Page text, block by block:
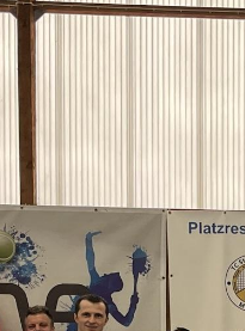
Jetzt
immer